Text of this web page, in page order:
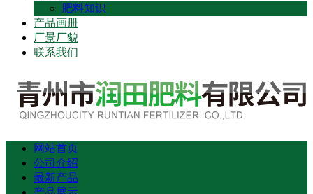
肥料知识
产品画册
厂景厂貌
联系我们
网站首页
公司介绍
最新产品